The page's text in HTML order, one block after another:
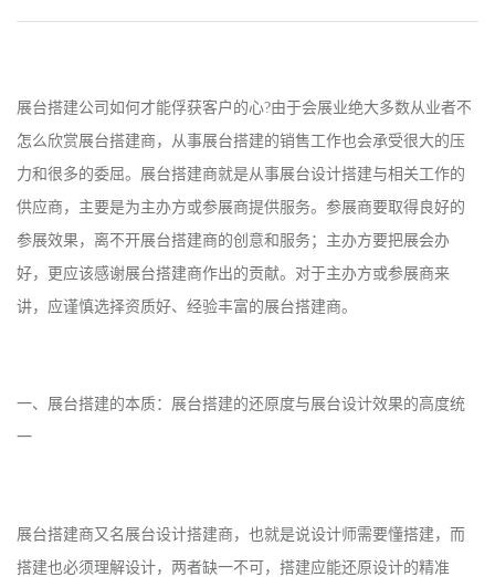
展台搭建公司如何才能俘获客户的心?由于会展业绝大多数从业者不
怎么欣赏展台搭建商，从事展台搭建的销售工作也会承受很大的压
力和很多的委屈。展台搭建商就是从事展台设计搭建与相关工作的
供应商，主要是为主办方或参展商提供服务。参展商要取得良好的
参展效果，离不开展台搭建商的创意和服务；主办方要把展会办
好，更应该感谢展台搭建商作出的贡献。对于主办方或参展商来
讲，应谨慎选择资质好、经验丰富的展台搭建商。
一、展台搭建的本质：展台搭建的还原度与展台设计效果的高度统
一
展台搭建商又名展台设计搭建商，也就是说设计师需要懂搭建，而
搭建也必须理解设计，两者缺一不可，搭建应能还原设计的精准